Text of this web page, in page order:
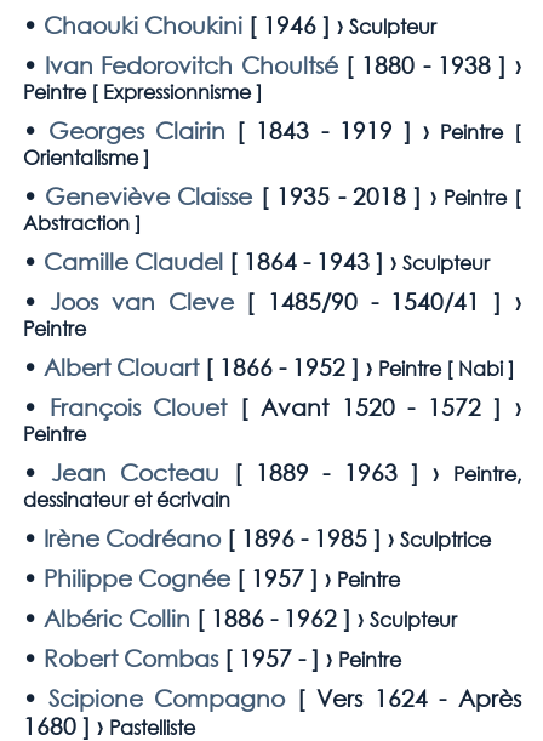
• Chaouki Choukini[ 1946] › Sculpteur
• Ivan Fedorovitch Choultsé [ 1880 - 1938] ›
Peintre [ Expressionnisme]
• Georges Clairin [ 1843 - 1919 ] › Peintre [
Orientalisme]
• Geneviève Claisse [ 1935 - 2018] › Peintre [
Abstraction]
• Camille Claudel[ 1864 - 1943] › Sculpteur
•Joos van Cleve[ 1485/90 - 1540/41 ] ›
Peintre
• Albert Clouart[ 1866 - 1952] › Peintre [ Nabi]
• François Clouet[ Avant 1520 - 1572] ›
Peintre
• Jean Cocteau [ 1889 - 1963] ›
Peintre,
dessinateur et écrivain
• Irène Codréano[ 1896 - 1985] › Sculptrice
• Philippe Cognée[ 1957] › Peintre
• Albéric Collin [ 1886 - 1962] › Sculpteur
• Robert Combas[ 1957 -] › Peintre
• Scipione Compagno[Vers 1624 - Après
1680] › Pastelliste